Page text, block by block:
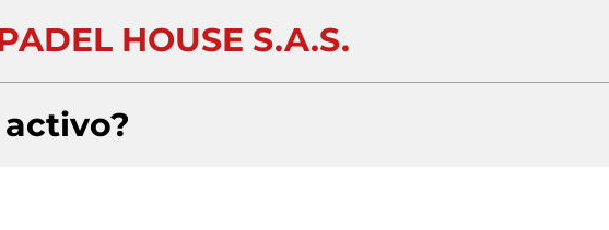
HOUSE S.A.S.
activo?